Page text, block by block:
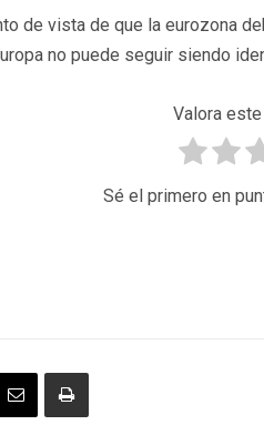
de vista de que la eurozona
no puede seguir siendo
Valora
Sé el primero en